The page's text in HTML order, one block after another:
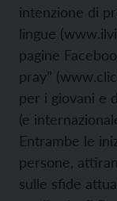
intenzione di
lingue (
pagine
pray” (
per i giovani e
(e
Entrambe le
persone,
sulle sfide